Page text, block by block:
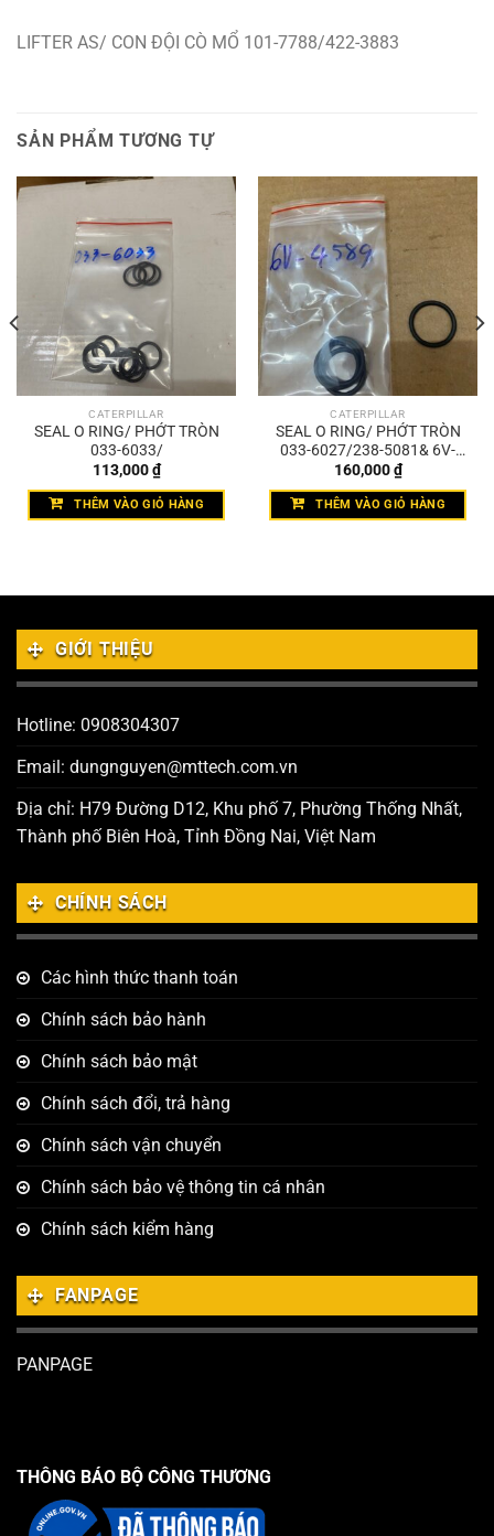
LIFTER AS/ CON ĐỘI CÒ MỔ 101-7788/422-3883
SẢN PHẨM TƯƠNG TỰ
CATERPILLAR
SEAL O RING/ PHỚT TRÒN
033-6033/
113,000₫
THÊM VÀO GIỎ HÀNG
CATERPILLAR
SEAL O RING/ PHỚT TRÒN
033-6027/238-5081& 6V-
4589
160,000₫
THÊM VÀO GIỎ HÀNG
GIỚI THIỆU
Hotline: 0908304307
Email: dungnguyen@mttech.com.vn
Địa chỉ: H79 Đường D12, Khu phố 7, Phường Thống Nhất,
Thành phố Biên Hoà, Tỉnh Đồng Nai, Việt Nam
CHÍNH SÁCH
Các hình thức thanh toán
Chính sách bảo hành
Chính sách bảo mật
Chính sách đổi, trả hàng
Chính sách vận chuyển
Chính sách bảo vệ thông tin cá nhân
Chính sách kiểm hàng
FANPAGE
PANPAGE
THÔNG BÁO BỘ CÔNG THƯƠNG